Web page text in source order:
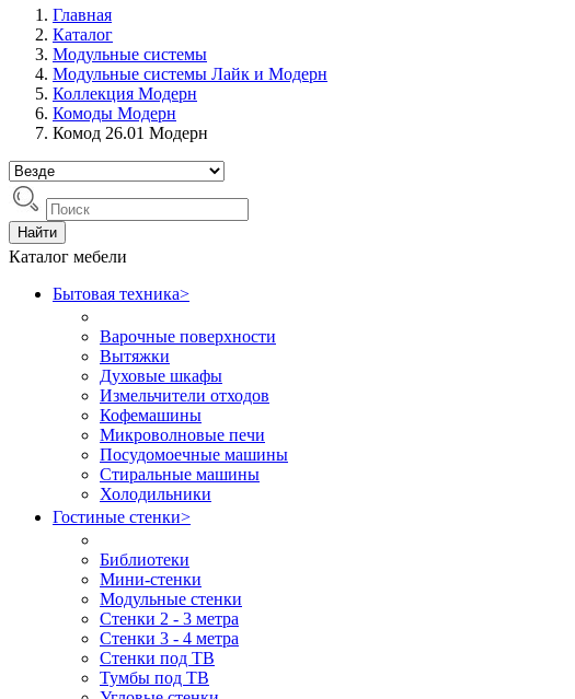
Главная
Каталог
Модульные системы
Модульные системы Лайк и Модерн
Коллекция Модерн
Комоды Модерн
Комод 26.01 Модерн
Найти
Каталог мебели
Бытовая техника>
Варочные поверхности
Вытяжки
Духовые шкафы
Измельчители отходов
Кофемашины
Микроволновые печи
Посудомоечные машины
Стиральные машины
Холодильники
Гостиные стенки>
Библиотеки
Мини-стенки
Модульные стенки
Стенки 2 - 3 метра
Стенки 3 - 4 метра
Стенки под ТВ
Тумбы под ТВ